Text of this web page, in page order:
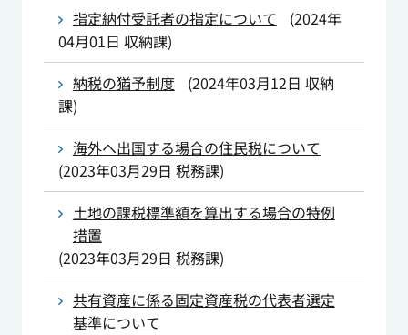
指定納付受託者の指定について (2024年
04月01日 収納課)
納税の猶予制度
(2024年03月12日 収納
課)
海外へ出国する場合の住民税について
(2023年03月29日 税務課)
土地の課税標準額を算出する場合の特例
措置
(2023年03月29日 税務課)
共有資産に係る固定資産税の代表者選定
基準について